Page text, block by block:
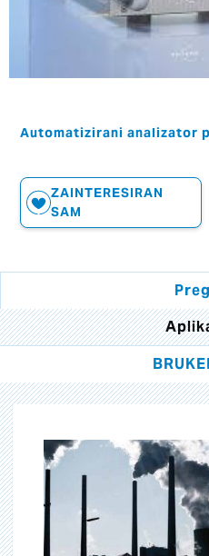
Automatizirani analizator
ZAINTERESIRAN
SAM